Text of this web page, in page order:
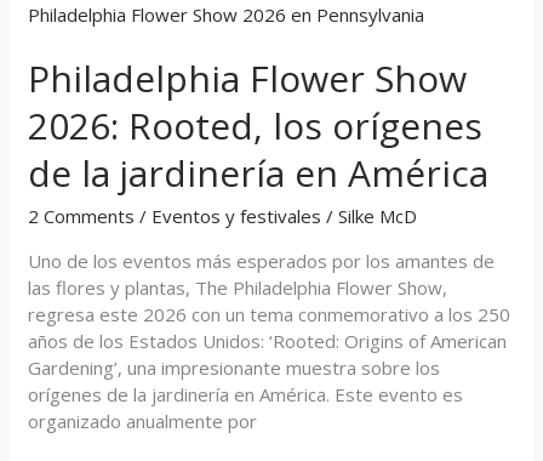
Philadelphia Flower Show
2026: Rooted, los orígenes
de la jardinería en América
2 Comments / Eventos y festivales /Silke McD
Uno de los eventos más esperados por los amantes de
las flores y plantas, The Philadelphia Flower Show,
regresa este 2026 con un tema conmemorativo a los 250
años de los Estados Unidos: ‘Rooted: Origins of American
Gardening’, una impresionante muestra sobre los
orígenes de la jardinería en América. Este evento es
organizado anualmente por
Flower
2026:
Rooted,
los
orígenes
de
jardinería
en
América